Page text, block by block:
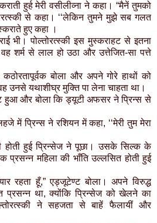
हुर्ह मेरी वसीलीव्ना ने कहा। “मैनें तुमको
से कहा। ‘‘लेकिन तुमने मुझे सब गलत
हुए कहा ।
भी। पोल्तोरत्स्की इस मुस्कराहट से इतना
शर्म से लाल हो उठा और उत्तेजित-सा पत्ते
कठोरतापूर्वक बोला और अपने गोरे हाथों को
उनसे यथाशीघ्र मुक्ति पा लेना चाहता था।
हुआ और बोला कि ड्यूटी अफसर ने प्रिन्स से
में प्रिन्स ने रशियन में कहा, ‘‘मेरी तुम मेरा
होती हुई प्रिन्सेज ने पूछा। उसके सिल्क के
महिला की भाँति उल्लसित होती हुई
रहता हूँ,” एड्जूटेण्ट बोला। अपने विरुद्ध
था, क्योंकि प्रिन्सेज को खेलने का
ने सहजता से बाहें फैलायीं और